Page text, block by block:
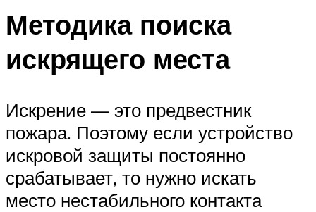
Методика поиска
искрящего места
Искрение — это предвестник
пожара. Поэтому если устройство
искровой защиты постоянно
срабатывает, то нужно искать
место нестабильного контакта